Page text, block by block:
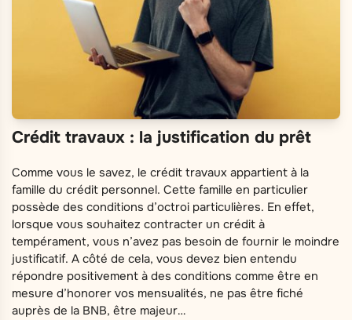
Crédit travaux : la justification du prêt
Comme vous le savez, le crédit travaux appartient à la
famille du crédit personnel. Cette famille en particulier
possède des conditions d’octroi particulières. En effet,
lorsque vous souhaitez contracter un crédit à
tempérament, vous n’avez pas besoin de fournir le moindre
justificatif. A côté de cela, vous devez bien entendu
répondre positivement à des conditions comme être en
mesure d’honorer vos mensualités, ne pas être fiché
auprès de la BNB, être majeur…